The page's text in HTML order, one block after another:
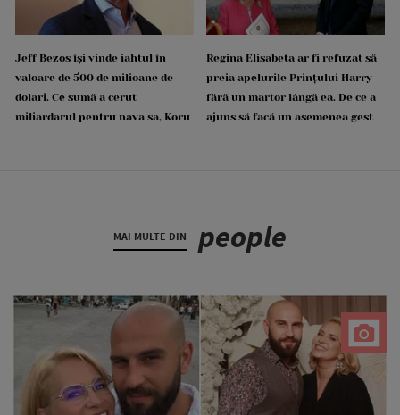
Jeff Bezos își vinde iahtul în
valoare de 500 de milioane de
dolari. Ce sumă a cerut
miliardarul pentru nava sa, Koru
Regina Elisabeta ar fi refuzat să
preia apelurile Prințului Harry
fără un martor lângă ea. De ce a
ajuns să facă un asemenea gest
MAI MULTE DIN people